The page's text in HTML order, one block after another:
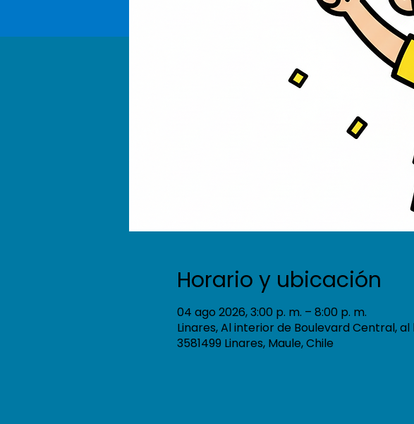
Horario y ubicación
04 ago 2026, 3:00 p. m. – 8:00 p. m.
Linares, Al interior de Boulevard Central, al
3581499 Linares, Maule, Chile